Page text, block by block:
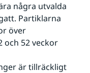
några utvalda
Partiklarna
över
och 52 veckor
är tillräckligt